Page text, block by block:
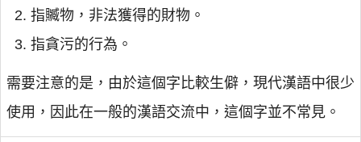
指贓物，非法獲得的財物。
指貪污的行為。
需要注意的是，由於這個字比較生僻，現代漢語中很少
使用，因此在一般的漢語交流中，這個字並不常見。